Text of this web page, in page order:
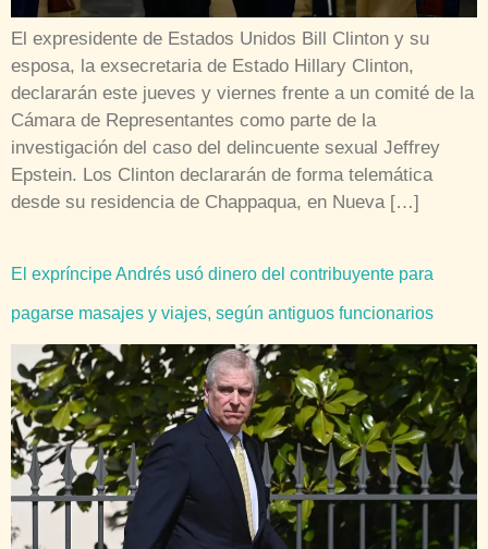
El expresidente de Estados Unidos Bill Clinton y su
esposa, la exsecretaria de Estado Hillary Clinton,
declararán este jueves y viernes frente a un comité de la
Cámara de Representantes como parte de la
investigación del caso del delincuente sexual Jeffrey
Epstein. Los Clinton declararán de forma telemática
desde su residencia de Chappaqua, en Nueva […]
El expríncipe Andrés usó dinero del contribuyente para
pagarse masajes y viajes, según antiguos funcionarios